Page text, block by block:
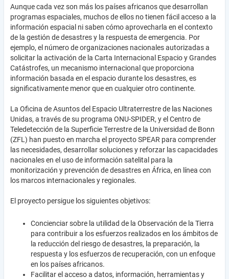
Aunque cada vez son más los países africanos que desarrollan
programas espaciales, muchos de ellos no tienen fácil acceso a la
información espacial ni saben cómo aprovecharla en el contexto
de la gestión de desastres y la respuesta de emergencia. Por
ejemplo, el número de organizaciones nacionales autorizadas a
solicitar la activación de la Carta Internacional Espacio y Grandes
Catástrofes, un mecanismo internacional que proporciona
información basada en el espacio durante los desastres, es
significativamente menor que en cualquier otro continente.
La Oficina de Asuntos del Espacio Ultraterrestre de las Naciones
Unidas, a través de su programa ONU-SPIDER, y el Centro de
Teledetección de la Superficie Terrestre de la Universidad de Bonn
(ZFL) han puesto en marcha el proyecto SPEAR para comprender
las necesidades, desarrollar soluciones y reforzar las capacidades
nacionales en el uso de información satelital para la
monitorización y prevención de desastres en África, en línea con
los marcos internacionales y regionales.
El proyecto persigue los siguientes objetivos:
Concienciar sobre la utilidad de la Observación de la Tierra
para contribuir a los esfuerzos realizados en los ámbitos de
la reducción del riesgo de desastres, la preparación, la
respuesta y los esfuerzos de recuperación, con un enfoque
en los países africanos.
Facilitar el acceso a datos, información, herramientas y